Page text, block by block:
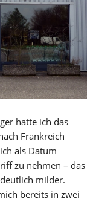
hatte ich das
Frankreich
als Datum
zu nehmen – das
milder.
bereits in zwei